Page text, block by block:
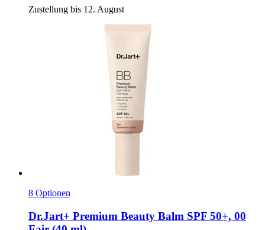
Zustellung bis 12. August
8 Optionen
Dr.Jart+ Premium Beauty Balm SPF 50+, 00